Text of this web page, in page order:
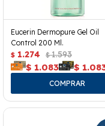
Eucerin Dermopure Gel Oil
Control 200 Ml.
$ 1.274 $ 1.593
$ 1.083 $